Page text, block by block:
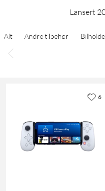
Lansert
Alt Andre tilbehør
6